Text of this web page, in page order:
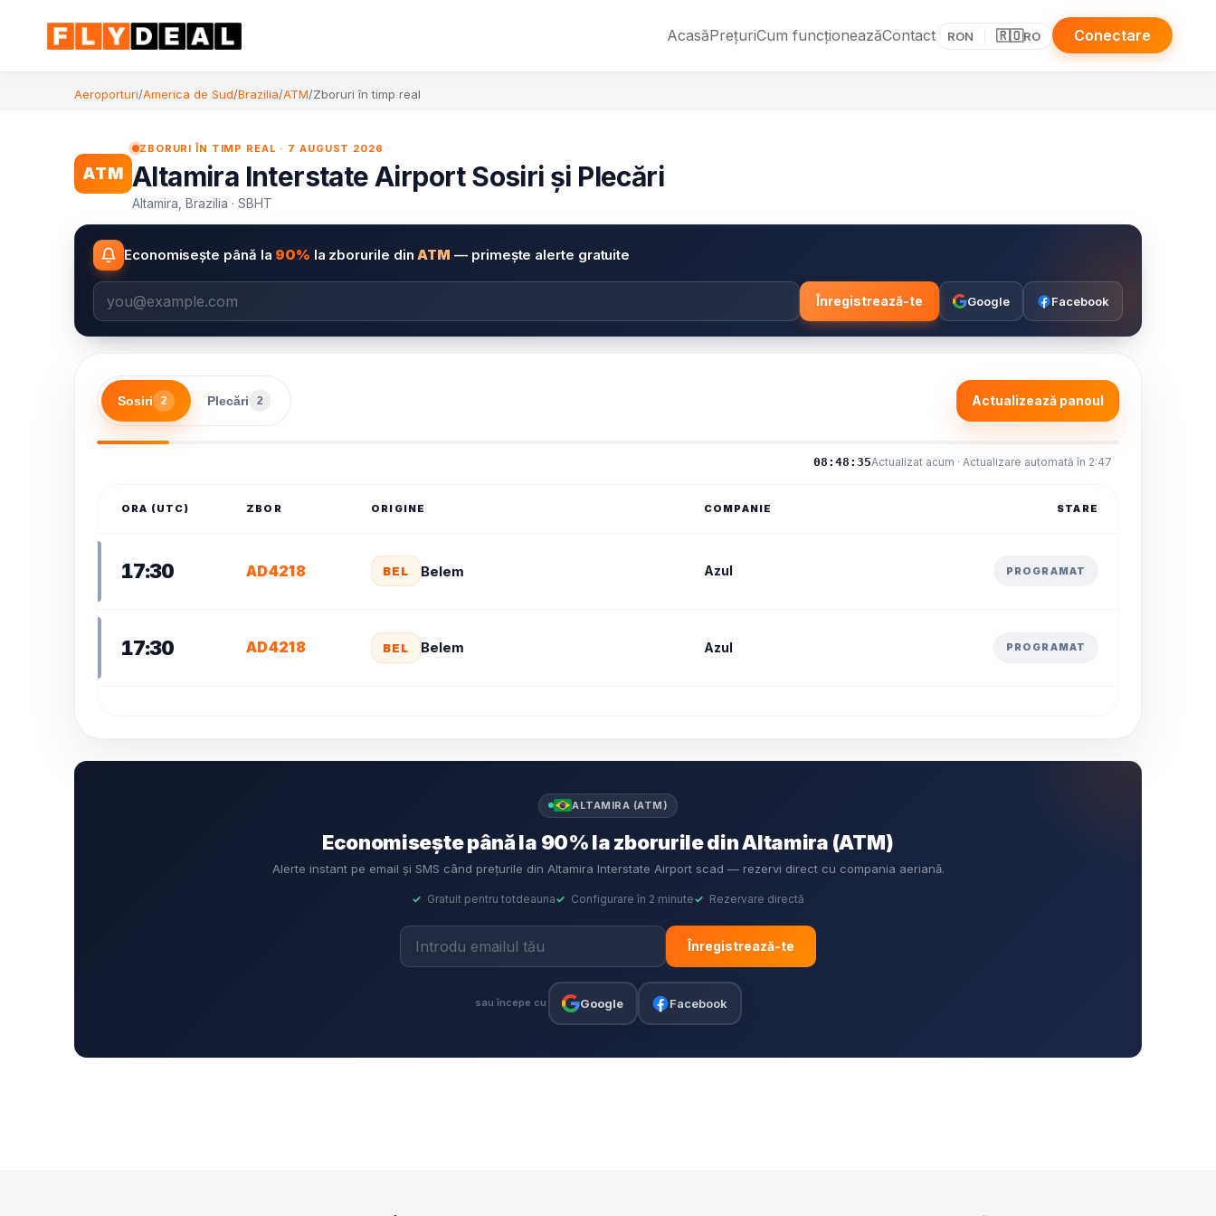
AcasăPrețuriCum funcționeazăContact RON 🇷🇴RO Conectare
Aeroporturi/America de Sud/Brazilia/ATM/Zboruri în timp real
ATM
ZBORURI ÎN TIMP REAL · 7 AUGUST 2026
Altamira Interstate Airport Sosiri și Plecări
Altamira, Brazilia · SBHT
Economisește până la 90% la zborurile dinATM — primește alerte gratuite
Înregistrează-te Google Facebook
Sosiri 2 Plecări 2 Actualizează panoul
08:48:36Actualizat acum · Actualizare automată în 2:46
ORA (UTC) ZBOR ORIGINE COMPANIE STARE
17:30 AD4218 BEL Belem Azul PROGRAMAT
17:30 AD4218 BEL Belem Azul PROGRAMAT
ALTAMIRA (ATM)
Economisește până la 90% la zborurile din Altamira (ATM)
Alerte instant pe email și SMS când prețurile din Altamira Interstate Airport scad — rezervi direct cu compania aeriană.
✓ Gratuit pentru totdeauna✓ Configurare în 2 minute✓ Rezervare directă
Înregistrează-te
sau începe cu Google Facebook